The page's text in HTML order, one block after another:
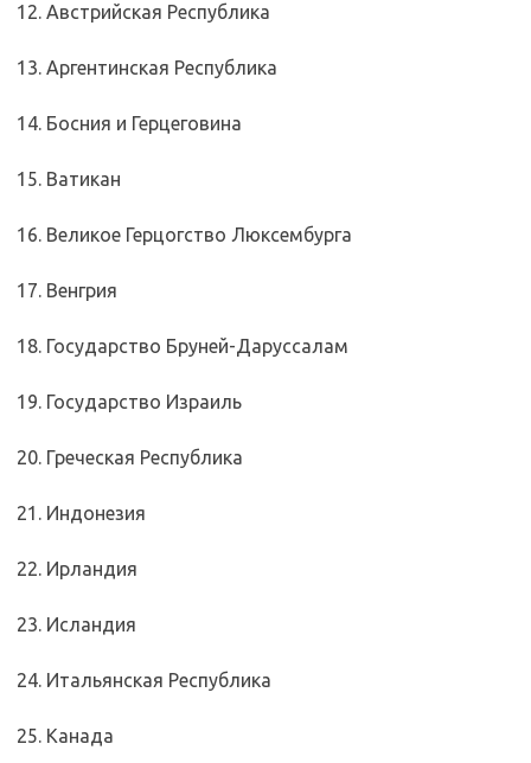
12. Австрийская Республика
13. Аргентинская Республика
14. Босния и Герцеговина
15. Ватикан
16. Великое Герцогство Люксембурга
17. Венгрия
18. Государство Бруней-Даруссалам
19. Государство Израиль
20. Греческая Республика
21. Индонезия
22. Ирландия
23. Исландия
24. Итальянская Республика
25. Канада